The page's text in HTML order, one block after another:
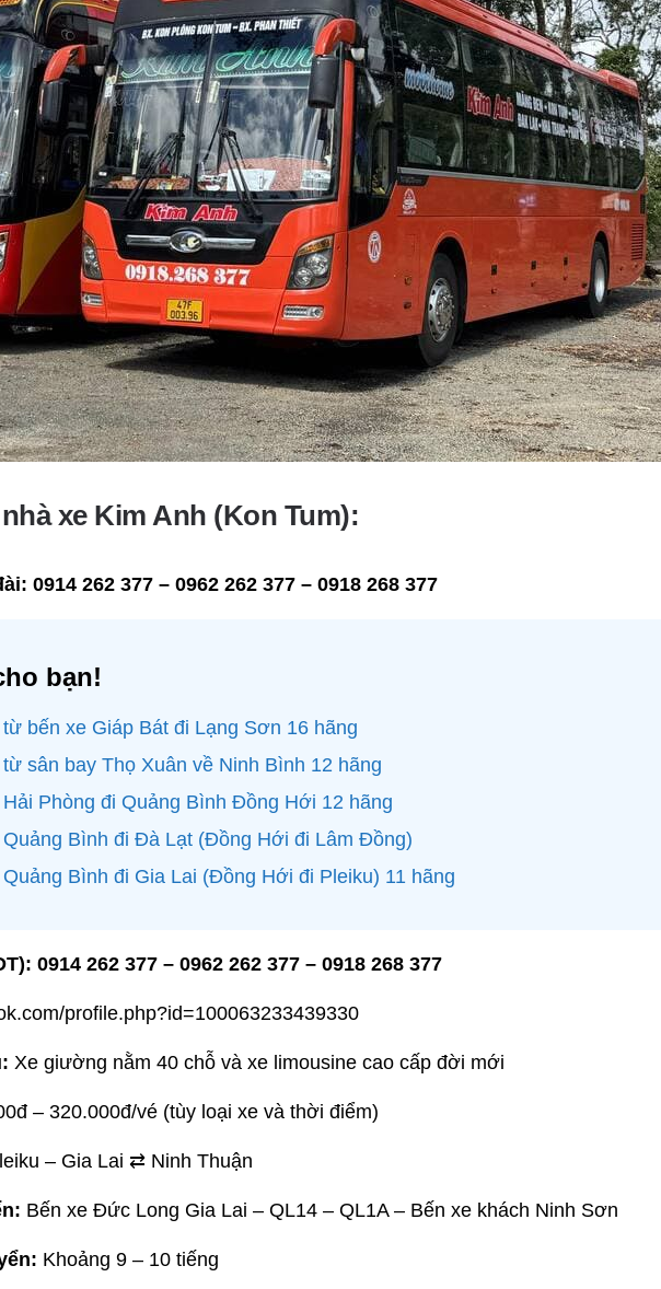
xe Kim Anh (Kon Tum):
0914 262 377 – 0962 262 377 – 0918 268 377
bạn!
bến xe Giáp Bát đi Lạng Sơn 16 hãng
sân bay Thọ Xuân về Ninh Bình 12 hãng
Phòng đi Quảng Bình Đồng Hới 12 hãng
Bình đi Đà Lạt (Đồng Hới đi Lâm Đồng)
Bình đi Gia Lai (Đồng Hới đi Pleiku) 11 hãng
0914 262 377 – 0962 262 377 – 0918 268 377
profile.php?id=100063233439330
Xe giường nằm 40 chỗ và xe limousine cao cấp đời mới
– 320.000đ/vé (tùy loại xe và thời điểm)
– Gia Lai ⇄ Ninh Thuận
Bến xe Đức Long Gia Lai – QL14 – QL1A – Bến xe khách Ninh Sơn
Khoảng 9 – 10 tiếng